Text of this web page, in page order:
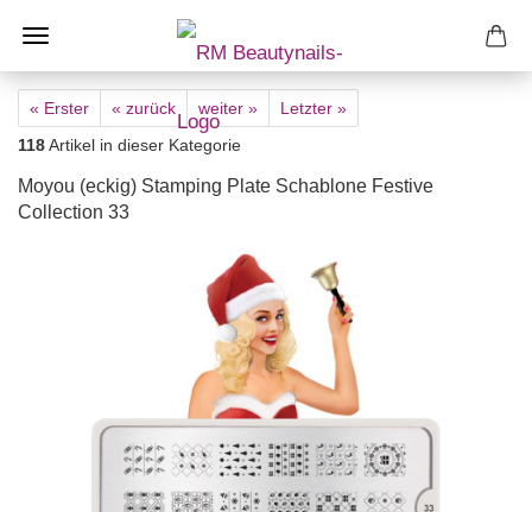
« Erster « zurück weiter »
Letzter »
118Artikel in dieser Kategorie
Moyou (eckig) Stamping Plate Schablone Festive
Collection 33